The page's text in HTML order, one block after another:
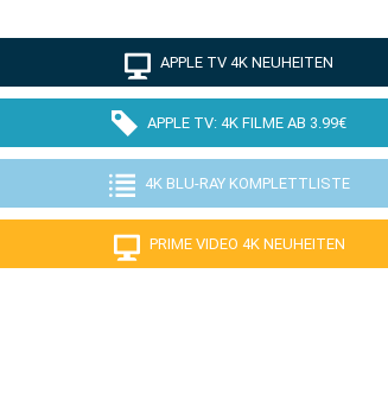
APPLE TV 4K NEUHEITEN
APPLE TV: 4K FILME AB 3.99€
4K BLU-RAY KOMPLETTLISTE
PRIME VIDEO 4K NEUHEITEN